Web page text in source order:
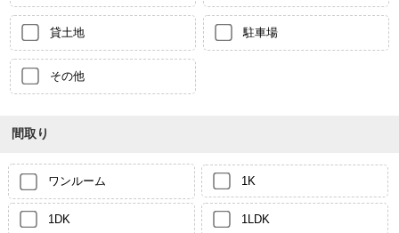
貸土地 駐車場
その他
間取り
ワンルーム 1K
1DK 1LDK